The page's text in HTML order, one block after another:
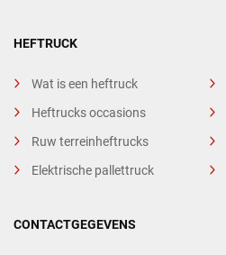
HEFTRUCK
Wat is een heftruck
Heftrucks occasions
Ruw terreinheftrucks
Elektrische pallettruck
CONTACTGEGEVENS